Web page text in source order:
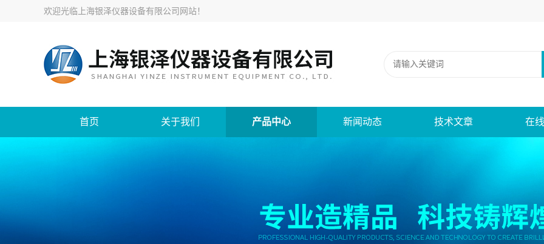
欢迎光临 上海银泽仪器设备有限公司网站！
首页 关于我们 产品中心 新闻动态 技术文章 在